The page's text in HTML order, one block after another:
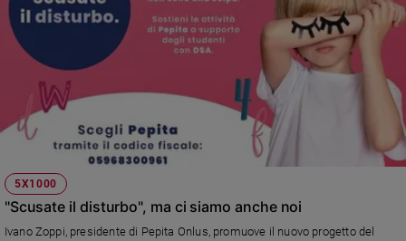
5X1000
"Scusate il disturbo", ma ci siamo anche noi
Ivano Zoppi, presidente di Pepita Onlus, promuove il nuovo progetto del